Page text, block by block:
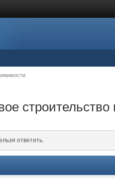
ответить.